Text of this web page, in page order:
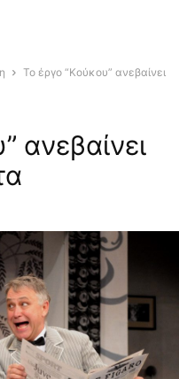
Το έργο “Κούκου” ανεβαίνει
ανεβαίνει